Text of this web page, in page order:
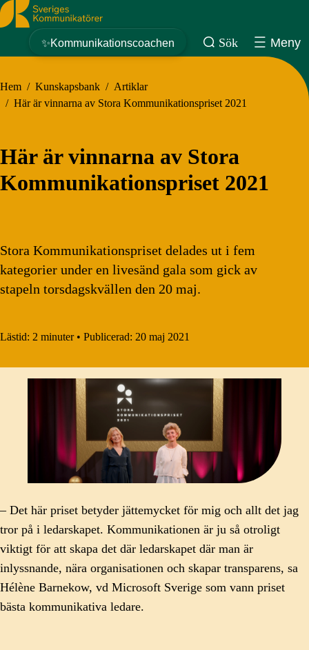
Sveriges Kommunikatörer
✨Kommunikationscoachen Sök Meny
Hem / Kunskapsbank / Artiklar
/ Här är vinnarna av Stora Kommunikationspriset 2021
Här är vinnarna av Stora
Kommunikationspriset 2021
Stora Kommunikationspriset delades ut i fem
kategorier under en livesänd gala som gick av
stapeln torsdagskvällen den 20 maj.
Lästid: 2 minuter • Publicerad: 20 maj 2021
– Det här priset betyder jättemycket för mig och allt det jag
tror på i ledarskapet. Kommunikationen är ju så otroligt
viktigt för att skapa det där ledarskapet där man är
inlyssnande, nära organisationen och skapar transparens, sa
Hélène Barnekow, vd Microsoft Sverige som vann priset
bästa kommunikativa ledare.